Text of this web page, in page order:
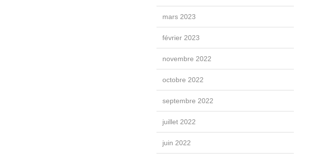
mars 2023
février 2023
novembre 2022
octobre 2022
septembre 2022
juillet 2022
juin 2022